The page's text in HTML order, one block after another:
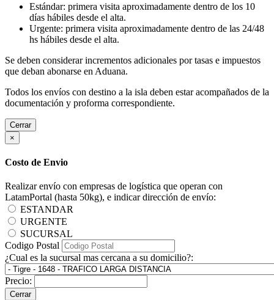
Estándar: primera visita aproximadamente dentro de los 10
días hábiles desde el alta.
Urgente: primera visita aproximadamente dentro de las 24/48
hs hábiles desde el alta.
Se deben considerar incrementos adicionales por tasas e impuestos
que deban abonarse en Aduana.
Todos los envíos con destino a la isla deben estar acompañados de la
documentación y proforma correspondiente.
Cerrar
×
Costo de Envio
Realizar envío con empresas de logística que operan con
LatamPortal (hasta 50kg), e indicar dirección de envío:
ESTANDAR
URGENTE
SUCURSAL
Codigo Postal
¿Cual es la sucursal mas cercana a su domicilio?:
Precio:
Cerrar